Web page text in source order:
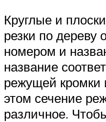
Круглые и
резки по дереву
номером и
название
режущей кромки
этом сечение
различное.